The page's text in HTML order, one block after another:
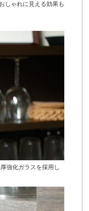
しゃれに見える効果も
強化ガラスを採用し